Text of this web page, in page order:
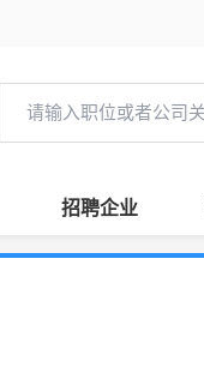
招聘企业